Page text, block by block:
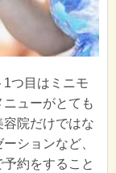
つ目はミニモ
ューがとても
院だけではな
ションなど、
約をすること